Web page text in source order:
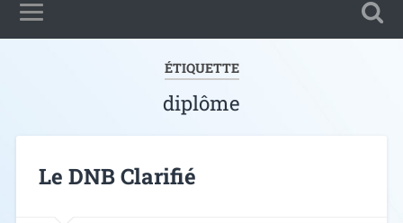
ÉTIQUETTE
diplôme
Le DNB Clarifié